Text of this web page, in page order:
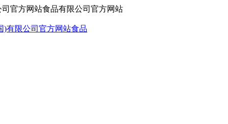
官方网站食品有限公司官方网站